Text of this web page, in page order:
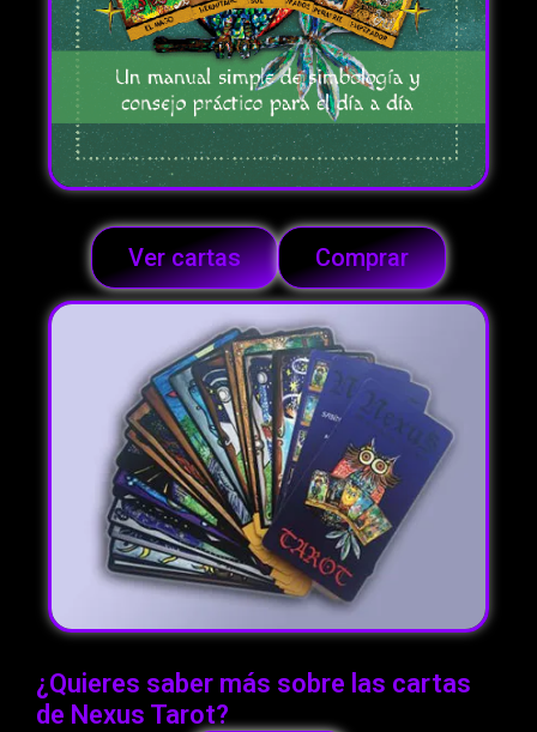
Ver cartas Comprar
¿Quieres saber más sobre las cartas
de Nexus Tarot?